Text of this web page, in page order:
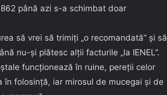
până azi s-a schimbat doar
să vrei să trimiți „o recomandată” și să
nu-și plătesc alții facturile „la IENEL”.
funcționează în ruine, pereții celor
folosință, iar mirosul de mucegai și de